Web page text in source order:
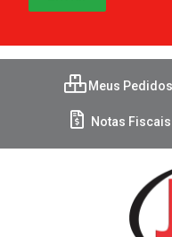
Meus Pedidos
Notas Fiscais